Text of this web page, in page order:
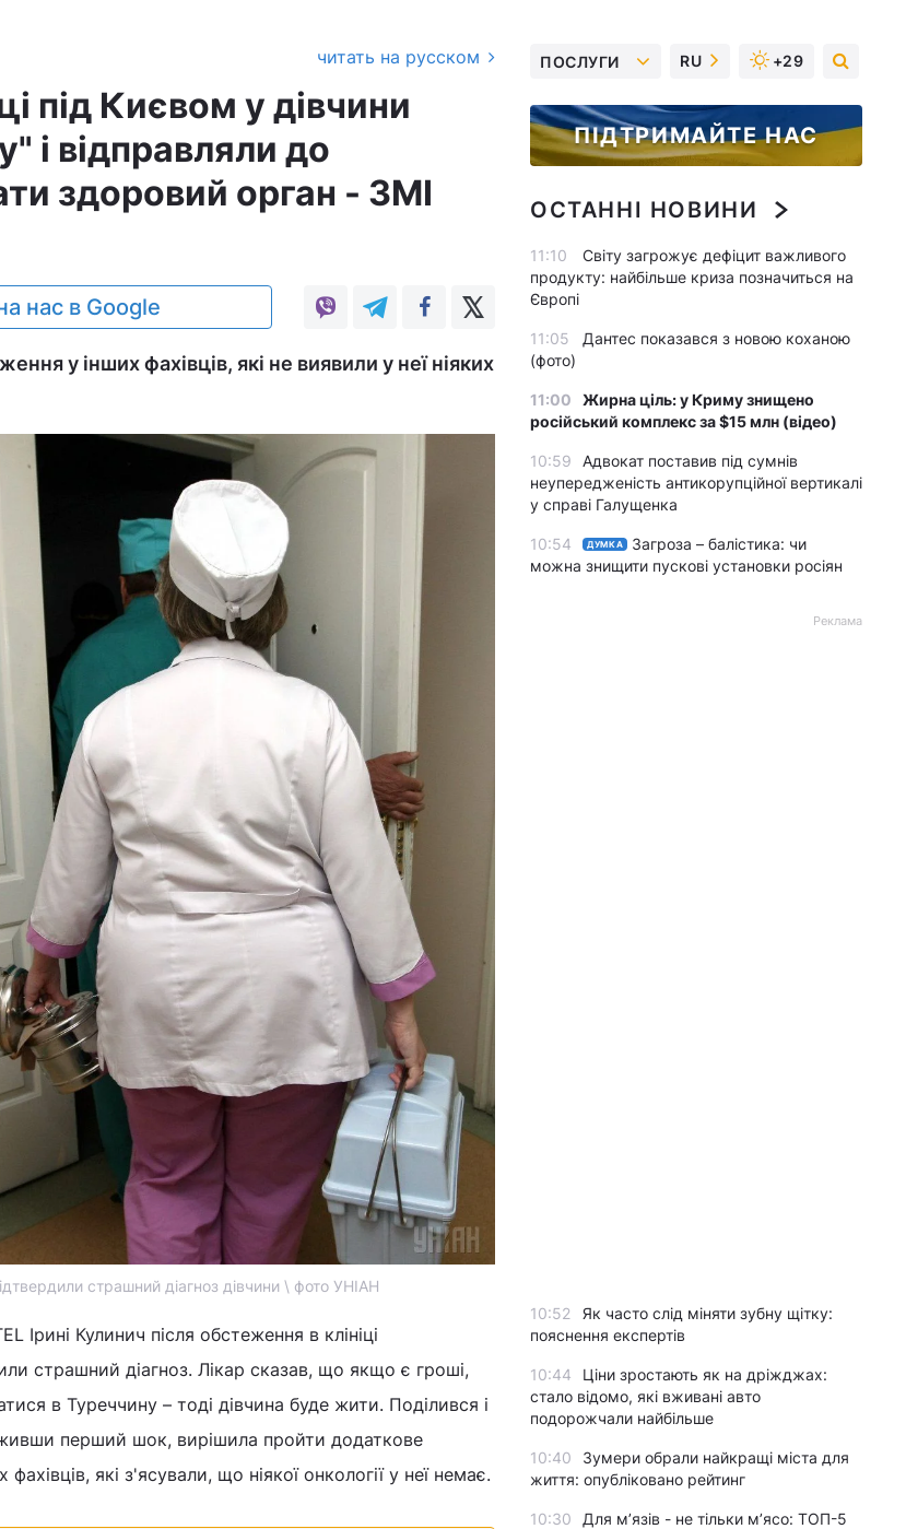
читать на русском
під Києвом у дівчини
і відправляли до
здоровий орган - ЗМІ
нас в Google
у інших фахівців, які не виявили у неї ніяких
підтвердили страшний діагноз дівчини \ фото УНІАН
Ірині Кулинич після обстеження в клініці
страшний діагноз. Лікар сказав, що якщо є гроші,
в Туреччину – тоді дівчина буде жити. Поділився і
перший шок, вирішила пройти додаткове
які з'ясували, що ніякої онкології у неї немає.
ПОСЛУГИ RU +29
ПІДТРИМАЙТЕ НАС
ОСТАННІ НОВИНИ
11:10
Світу загрожує дефіцит важливого
продукту: найбільше криза позначиться на
Європі
11:05
Дантес показався з новою коханою
(фото)
11:00
Жирна ціль: у Криму знищено
російський комплекс за $15 млн (відео)
10:59
Адвокат поставив під сумнів
неупередженість антикорупційної вертикалі
у справі Галущенка
10:54 ДУМКА
Загроза – балістика: чи
можна знищити пускові установки росіян
Реклама
10:52
Як часто слід міняти зубну щітку:
пояснення експертів
10:44
Ціни зростають як на дріжджах:
стало відомо, які вживані авто
подорожчали найбільше
10:40
Зумери обрали найкращі міста для
життя: опубліковано рейтинг
10:30
Для м’язів - не тільки м’ясо: ТОП-5